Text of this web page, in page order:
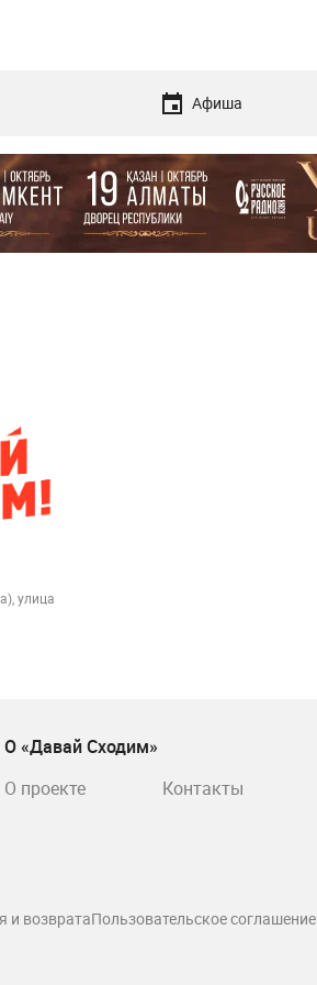
Афиша
улица
О «Давай Сходим»
О проекте
Контакты
и возвратаПользовательское соглашение